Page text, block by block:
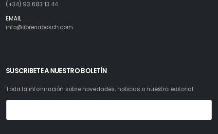
(+34) 93 683 13 44
EMAIL
info@libreriabosch.com
SUSCRIBETE A NUESTRO BOLETÍN
Toda la información sobre novedades, noticias o nuestra editorial